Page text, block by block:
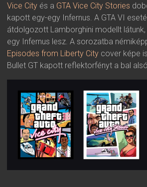
Vice City és a GTA Vice City Stories
kapott egy-egy Infernus. A GTA VI
átdolgozott Lamborghini modellt
egy Infernus lesz. A sorozatba
Episodes from Liberty City cover képe
Bullet GT kapott reflektorfényt a bal